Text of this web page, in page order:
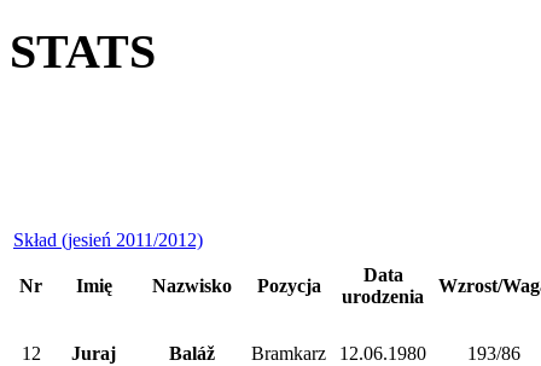
STATS
Skład (jesień 2011/2012)
Nr Imię Nazwisko Pozycja
Data
urodzenia
Wzrost/
12 Juraj Baláž Bramkarz 12.06.1980 193/86